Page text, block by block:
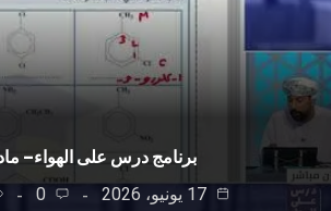
برنامج درس على الهواء– مادة…
0
50